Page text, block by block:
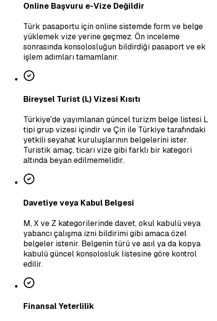
Online Başvuru e-Vize Değildir
Türk pasaportu için online sistemde form ve belge
yüklemek vize yerine geçmez. Ön inceleme
sonrasında konsolosluğun bildirdiği pasaport ve ek
işlem adımları tamamlanır.
Bireysel Turist (L) Vizesi Kısıtı
Türkiye'de yayımlanan güncel turizm belge listesi L
tipi grup vizesi içindir ve Çin ile Türkiye tarafındaki
yetkili seyahat kuruluşlarının belgelerini ister.
Turistik amaç, ticari vize gibi farklı bir kategori
altında beyan edilmemelidir.
Davetiye veya Kabul Belgesi
M, X ve Z kategorilerinde davet, okul kabulü veya
yabancı çalışma izni bildirimi gibi amaca özel
belgeler istenir. Belgenin türü ve asıl ya da kopya
kabulü güncel konsolosluk listesine göre kontrol
edilir.
Finansal Yeterlilik